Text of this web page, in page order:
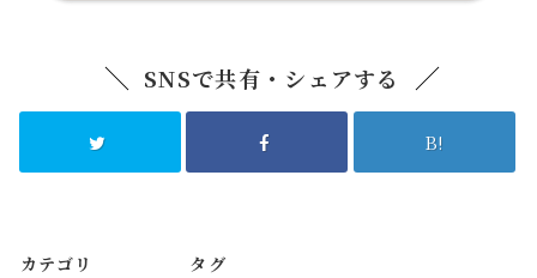
SNSで共有・シェアする
B!
カテゴリ タグ